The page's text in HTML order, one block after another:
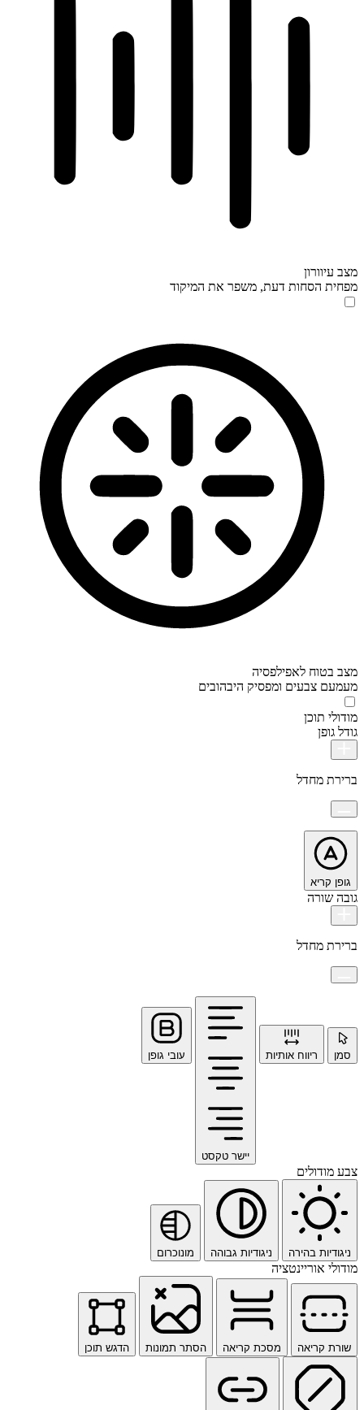
מצב עיוורון
מפחית הסחות דעת, משפר את המיקוד
מצב בטוח לאפילפסיה
מעמעם צבעים ומפסיק היבהובים
מודולי תוכן
גודל גופן
ברירת מחדל
גופן קריא
גובה שורה
ברירת מחדל
סמן ריווח אותיות
יישר טקסט
עובי גופן
צבע מודולים
ניגודיות בהירה ניגודיות גבוהה מונוכרום
מודולי אוריינטציה
שורת קריאה מסכת קריאה הסתר תמונות הדגש תוכן